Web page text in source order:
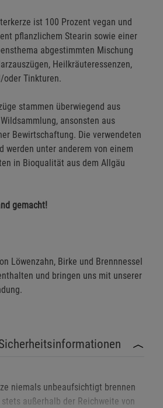
ist 100 Prozent vegan und
pflanzlichem Stearin sowie einer
abgestimmten Mischung
Heilkräuteressenzen,
oder Tinkturen.
stammen überwiegend aus
ansonsten aus
Bewirtschaftung. Die verwendeten
werden unter anderem von einem
in Bioqualität aus dem Allgäu
gemacht!
Löwenzahn, Birke und Brennnessel
und bringen uns mit unserer
niemals unbeaufsichtigt brennen
außerhalb der Reichweite von